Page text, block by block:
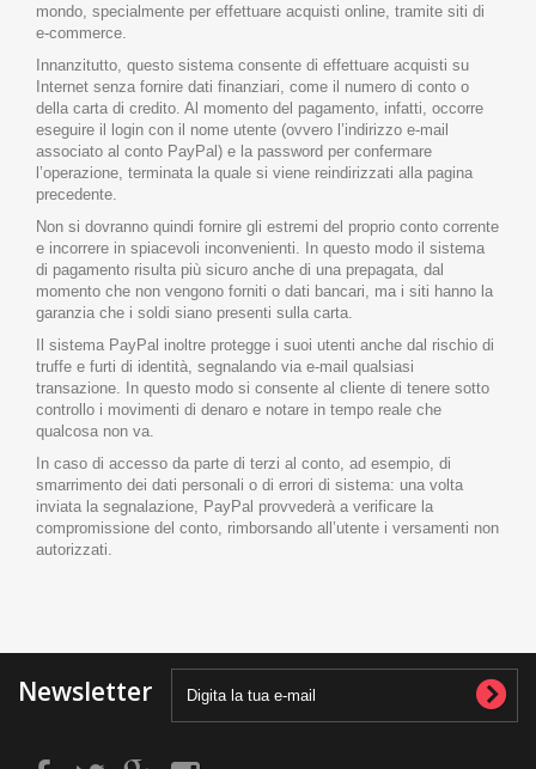
mondo, specialmente per effettuare acquisti online, tramite siti di
e-commerce.
Innanzitutto, questo sistema consente di effettuare acquisti su
Internet senza fornire dati finanziari, come il numero di conto o
della carta di credito. Al momento del pagamento, infatti, occorre
eseguire il login con il nome utente (ovvero l’indirizzo e-mail
associato al conto PayPal) e la password per confermare
l’operazione, terminata la quale si viene reindirizzati alla pagina
precedente.
Non si dovranno quindi fornire gli estremi del proprio conto corrente
e incorrere in spiacevoli inconvenienti. In questo modo il sistema
di pagamento risulta più sicuro anche di una prepagata, dal
momento che non vengono forniti o dati bancari, ma i siti hanno la
garanzia che i soldi siano presenti sulla carta.
Il sistema PayPal inoltre protegge i suoi utenti anche dal rischio di
truffe e furti di identità, segnalando via e-mail qualsiasi
transazione. In questo modo si consente al cliente di tenere sotto
controllo i movimenti di denaro e notare in tempo reale che
qualcosa non va.
In caso di accesso da parte di terzi al conto, ad esempio, di
smarrimento dei dati personali o di errori di sistema: una volta
inviata la segnalazione, PayPal provvederà a verificare la
compromissione del conto, rimborsando all’utente i versamenti non
autorizzati.
Newsletter